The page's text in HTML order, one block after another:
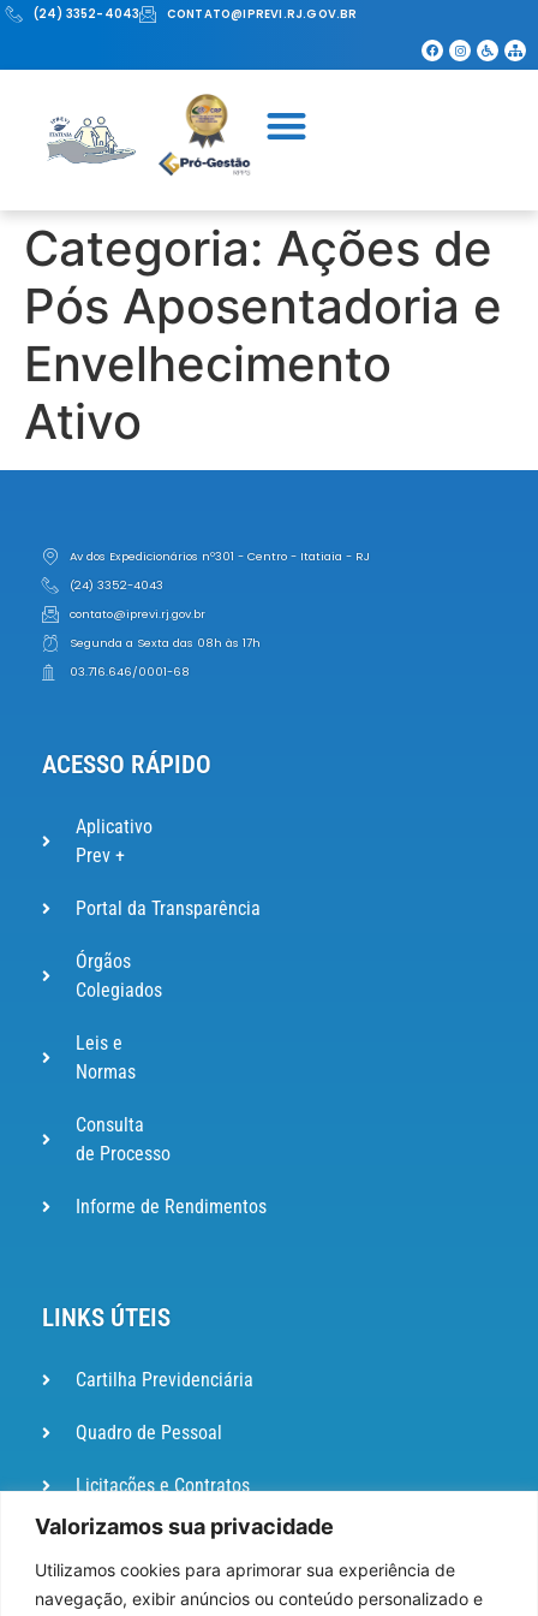
Valorizamos sua privacidade
Utilizamos cookies para aprimorar sua experiência de
navegação, exibir anúncios ou conteúdo personalizado e
(24) 3352-4043 CONTATO@IPREVI.RJ.GOV.BR
Categoria: Ações de
Pós Aposentadoria e
Envelhecimento
Ativo
Av dos Expedicionários nº301 - Centro - Itatiaia - RJ
(24) 3352-4043
contato@iprevi.rj.gov.br
Segunda a Sexta das 08h às 17h
03.716.646/0001-68
ACESSO RÁPIDO
Aplicativo
Prev +
Portal da Transparência
Órgãos
Colegiados
Leis e
Normas
Consulta
de Processo
Informe de Rendimentos
LINKS ÚTEIS
Cartilha Previdenciária
Quadro de Pessoal
Licitações e Contratos
Portal de
Ouvidoria